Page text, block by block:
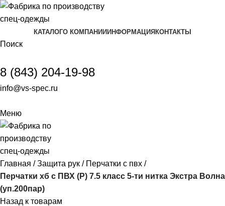
КАТАЛОГО КОМПАНИИ ИНФОРМАЦИЯ КОНТАКТЫ
Поиск
8 (843) 204-19-98
info@vs-spec.ru
Меню
Главная Защита рук
Перчатки с пвх
Перчатки хб с ПВХ (Р) 7.5 класс 5-ти нитка Экстра Волна
(уп.200пар)
Назад к товарам